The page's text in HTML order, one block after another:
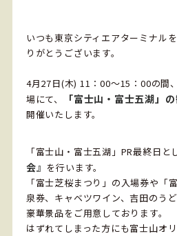
いつも東京シティエアターミナル
りがとうございます。
4月27日(木) 11：00～15：00の間
場にて、
「富士山・富士五湖」
開催いたします。
「富士山・富士五湖」PR最終日と
会』 を行います。
「富士芝桜まつり」の入場券や「
泉券、キャベツワイン、吉田のう
豪華景品をご用意しております。
はずれてしまった方にも富士山オ